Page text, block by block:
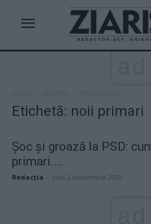
Etichetă: noii primari
Șoc și groază la PSD:
primari....
Redacţia luni, 2 noiembrie 2020